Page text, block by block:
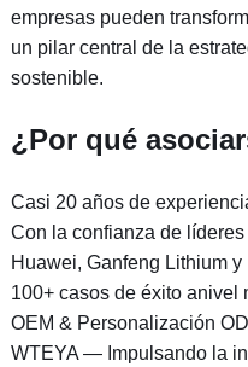
empresas pueden
un pilar central de la
sostenible.
¿Por qué
Casi 20 años de
Con la confianza de
Huawei, Ganfeng Lithium
100+ casos de éxito anivel
OEM & Personalización
WTEYA — Impulsando la